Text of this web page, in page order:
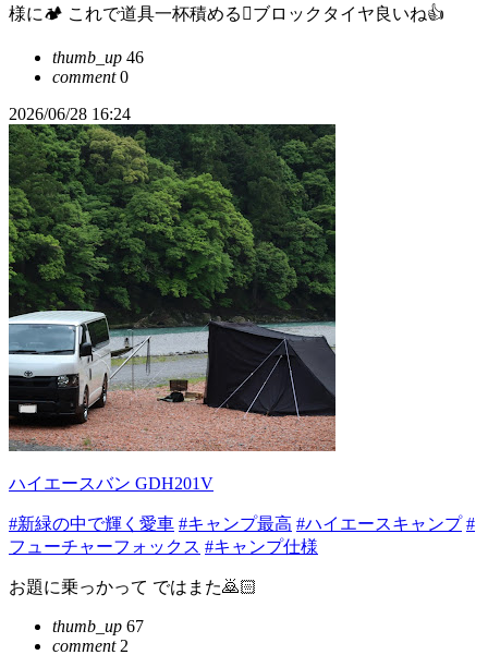
様に🏕️ これで道具一杯積める🫪ブロックタイヤ良いね👍
thumb_up 46
comment0
2026/06/28 16:24
ハイエースバン GDH201V
#新緑の中で輝く愛車 #キャンプ最高 #ハイエースキャンプ #
フューチャーフォックス #キャンプ仕様
お題に乗っかって ではまた🙇🏻
thumb_up 67
comment2